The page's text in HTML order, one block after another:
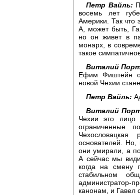
Петр Вайль:
восемь лет
Америки. Так что
А, может быть,
но он живет в
монарх, в
такое
Виталий
Ефим Фиштейн
новой Чехии
Петр Вайль:
Виталий
Чехии это лицо
ограниченные
Чехословацкая
основателей.
они умирали, а
А сейчас мы
когда на смену
стабильном
администратор-
канонам, и Гавел